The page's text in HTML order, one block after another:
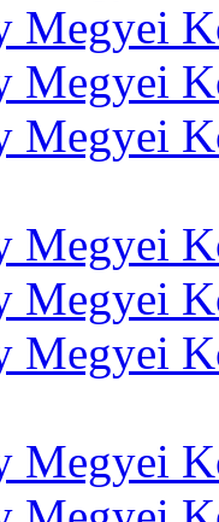
Megyei
Megyei
Megyei
Megyei
Megyei
Megyei
Megyei